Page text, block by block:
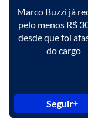
Marco Buzzi já
pelo menos R$
desde que foi
do cargo
Seguir